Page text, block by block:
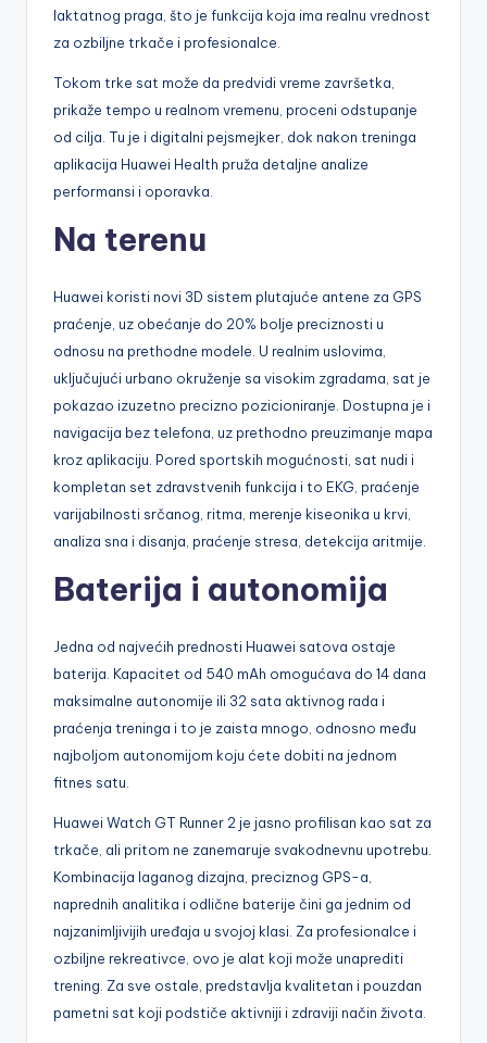
laktatnog praga, što je funkcija koja ima realnu vrednost
za ozbiljne trkače i profesionalce.
Tokom trke sat može da predvidi vreme završetka,
prikaže tempo u realnom vremenu, proceni odstupanje
od cilja. Tu je i digitalni pejsmejker, dok nakon treninga
aplikacija Huawei Health pruža detaljne analize
performansi i oporavka.
Na terenu
Huawei koristi novi 3D sistem plutajuće antene za GPS
praćenje, uz obećanje do 20% bolje preciznosti u
odnosu na prethodne modele. U realnim uslovima,
uključujući urbano okruženje sa visokim zgradama, sat je
pokazao izuzetno precizno pozicioniranje. Dostupna je i
navigacija bez telefona, uz prethodno preuzimanje mapa
kroz aplikaciju. Pored sportskih mogućnosti, sat nudi i
kompletan set zdravstvenih funkcija i to EKG, praćenje
varijabilnosti srčanog, ritma, merenje kiseonika u krvi,
analiza sna i disanja, praćenje stresa, detekcija aritmije.
Baterija i autonomija
Jedna od najvećih prednosti Huawei satova ostaje
baterija. Kapacitet od 540 mAh omogućava do 14 dana
maksimalne autonomije ili 32 sata aktivnog rada i
praćenja treninga i to je zaista mnogo, odnosno među
najboljom autonomijom koju ćete dobiti na jednom
fitnes satu.
Huawei Watch GT Runner 2 je jasno profilisan kao sat za
trkače, ali pritom ne zanemaruje svakodnevnu upotrebu.
Kombinacija laganog dizajna, preciznog GPS-a,
naprednih analitika i odlične baterije čini ga jednim od
najzanimljivijih uređaja u svojoj klasi. Za profesionalce i
ozbiljne rekreativce, ovo je alat koji može unaprediti
trening. Za sve ostale, predstavlja kvalitetan i pouzdan
pametni sat koji podstiče aktivniji i zdraviji način života.